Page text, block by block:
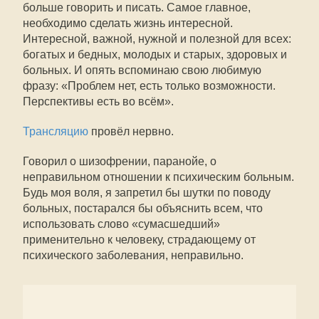
больше говорить и писать. Самое главное,
необходимо сделать жизнь интересной.
Интересной, важной, нужной и полезной для всех:
богатых и бедных, молодых и старых, здоровых и
больных. И опять вспоминаю свою любимую
фразу: «Проблем нет, есть только возможности.
Перспективы есть во всём».
Трансляцию провёл нервно.
Говорил о шизофрении, паранойе, о
неправильном отношении к психическим больным.
Будь моя воля, я запретил бы шутки по поводу
больных, постарался бы объяснить всем, что
использовать слово «сумасшедший»
применительно к человеку, страдающему от
психического заболевания, неправильно.